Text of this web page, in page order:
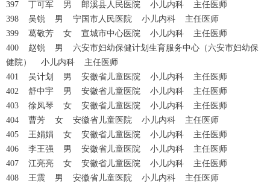
397 丁可军 男 郎溪县人民医院 小儿内科 主任医师
398 吴锐 男 宁国市人民医院 小儿内科 主任医师
399 葛敬芳 女 宣城市中心医院 小儿内科 主任医师
400 赵锐 男 六安市妇幼保健计划生育服务中心（六安市妇幼保
健院） 小儿内科 主任医师
401 吴计划 男 安徽省儿童医院 小儿内科 主任医师
402 舒中宇 男 安徽省儿童医院 小儿内科 主任医师
403 徐凤琴 女 安徽省儿童医院 小儿内科 主任医师
404 曹芳 女 安徽省儿童医院 小儿内科 主任医师
405 王娟娟 女 安徽省儿童医院 小儿内科 主任医师
406 李王强 男 安徽省儿童医院 小儿内科 主任医师
407 江亮亮 女 安徽省儿童医院 小儿内科 主任医师
408 王震 男 安徽省儿童医院 小儿内科 主任医师